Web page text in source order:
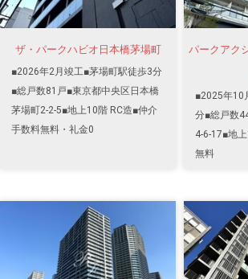
ザ・パークハビオ日本橋茅場町
■2026年2月竣工■茅場町駅徒歩3分
■総戸数81戸■東京都中央区日本橋
茅場町2-2-5■地上10階 RC造■仲介
手数料無料・礼金0
パークアク
■2025年10
分■総戸数
4-6-17■地
無料